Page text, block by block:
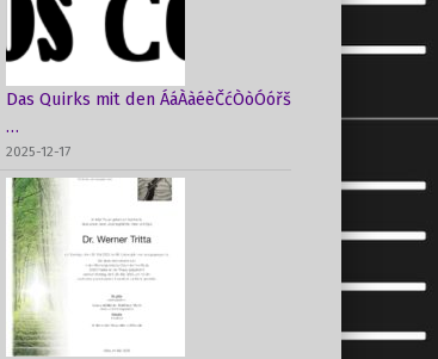
Das Quirks mit den ÁáÀàéèČćÒòÓóřš
…
2025-12-17